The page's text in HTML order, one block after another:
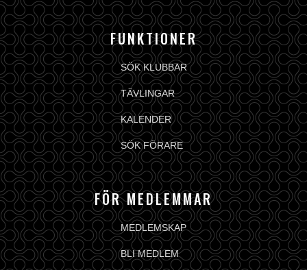
FUNKTIONER
SÖK KLUBBAR
TÄVLINGAR
KALENDER
SÖK FÖRARE
FÖR MEDLEMMAR
MEDLEMSKAP
BLI MEDLEM